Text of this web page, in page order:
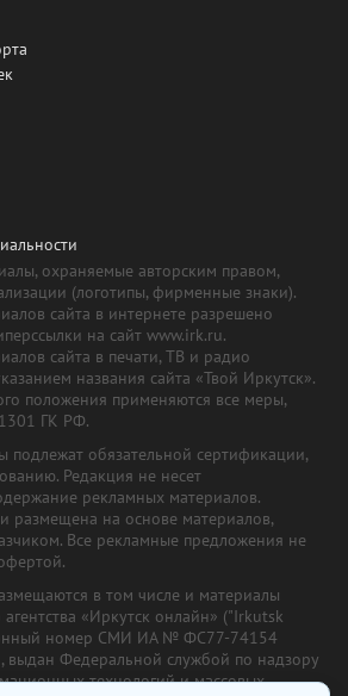
охраняемые авторским правом,
(логотипы, фирменные знаки).
сайта в интернете разрешено
на сайт www.irk.ru.
сайта в печати, ТВ и радио
названия сайта «Твой Иркутск».
положения применяются все меры,
ГК РФ.
подлежат обязательной сертификации,
Редакция не несет
рекламных материалов.
размещена на основе материалов,
Все рекламные предложения не
в том числе и материалы
«Иркутск онлайн» ("Irkutsk
номер СМИ ИА № ФС77-74154
выдан Федеральной службой по надзору
технологий и массовых